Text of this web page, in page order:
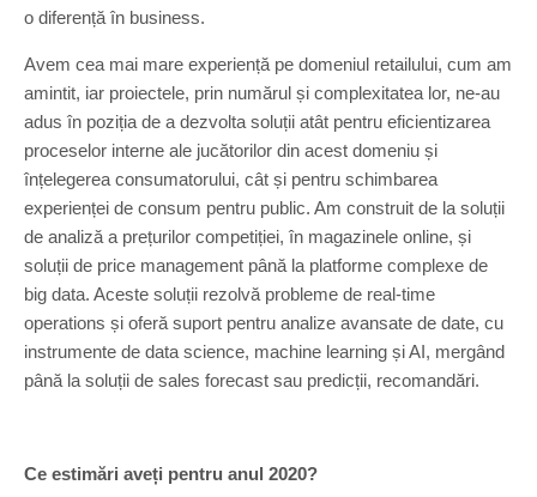
o diferență în business.
Avem cea mai mare experiență pe domeniul retailului, cum am
amintit, iar proiectele, prin numărul și complexitatea lor, ne-au
adus în poziția de a dezvolta soluții atât pentru eficientizarea
proceselor interne ale jucătorilor din acest domeniu și
înțelegerea consumatorului, cât și pentru schimbarea
experienței de consum pentru public. Am construit de la soluții
de analiză a prețurilor competiției, în magazinele online, și
soluții de price management până la platforme complexe de
big data. Aceste soluții rezolvă probleme de real-time
operations și oferă suport pentru analize avansate de date, cu
instrumente de data science, machine learning și AI, mergând
până la soluții de sales forecast sau predicții, recomandări.
Ce estimări aveți pentru anul 2020?